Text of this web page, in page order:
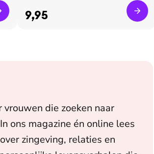
9,95
vrouwen die zoeken naar
ons magazine én online lees
zingeving, relaties en